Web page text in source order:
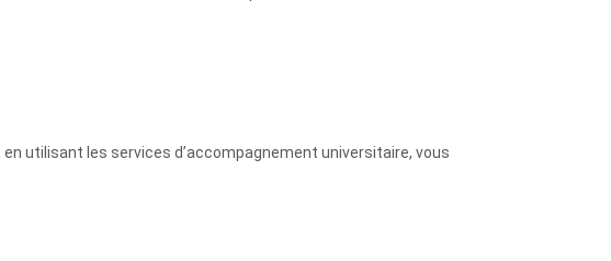
utilisant les services d’accompagnement universitaire, vous